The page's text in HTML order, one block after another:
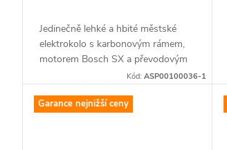
Jedinečně lehké a hbité městské
elektrokolo s karbonovým rámem,
motorem Bosch SX a převodovým
nábojem Shimano Nexus.
Kód:ASP00100036-1
Garance nejnižší ceny